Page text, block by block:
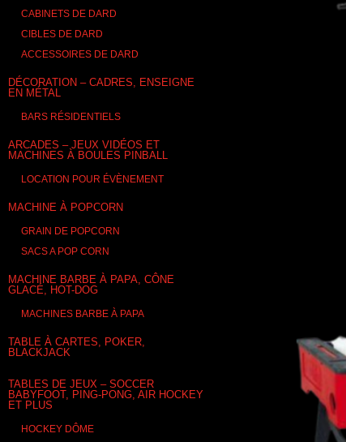
CABINETS DE DARD
CIBLES DE DARD
ACCESSOIRES DE DARD
DÉCORATION – CADRES, ENSEIGNE
EN MÉTAL
BARS RÉSIDENTIELS
ARCADES – JEUX VIDÉOS ET
MACHINES À BOULES PINBALL
LOCATION POUR ÉVÈNEMENT
MACHINE À POPCORN
GRAIN DE POPCORN
SACS A POP CORN
MACHINE BARBE À PAPA, CÔNE
GLACÉ, HOT-DOG
MACHINES BARBE À PAPA
TABLE À CARTES, POKER,
BLACKJACK
TABLES DE JEUX – SOCCER
BABYFOOT, PING-PONG, AIR HOCKEY
ET PLUS
HOCKEY DÔME